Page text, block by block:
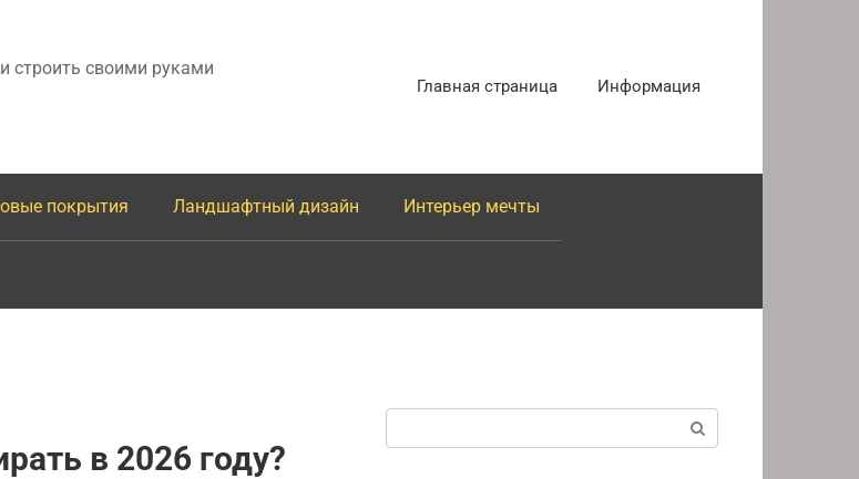
строить своими руками
Главная страница Информация
покрытия Ландшафтный дизайн Интерьер мечты
в 2026 году?